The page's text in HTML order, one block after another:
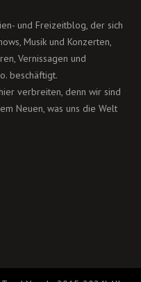
und Freizeitblog, der sich
Musik und Konzerten,
Vernissagen und
beschäftigt.
verbreiten, denn wir sind
Neuen, was uns die Welt